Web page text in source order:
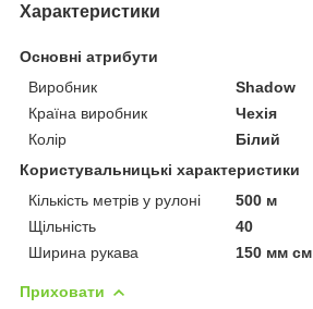
Характеристики
Основні атрибути
Виробник
Shadow
Країна виробник
Чехія
Колір
Білий
Користувальницькі характеристики
Кількість метрів у рулоні
500 м
Щільність
40
Ширина рукава
150 мм см
Приховати